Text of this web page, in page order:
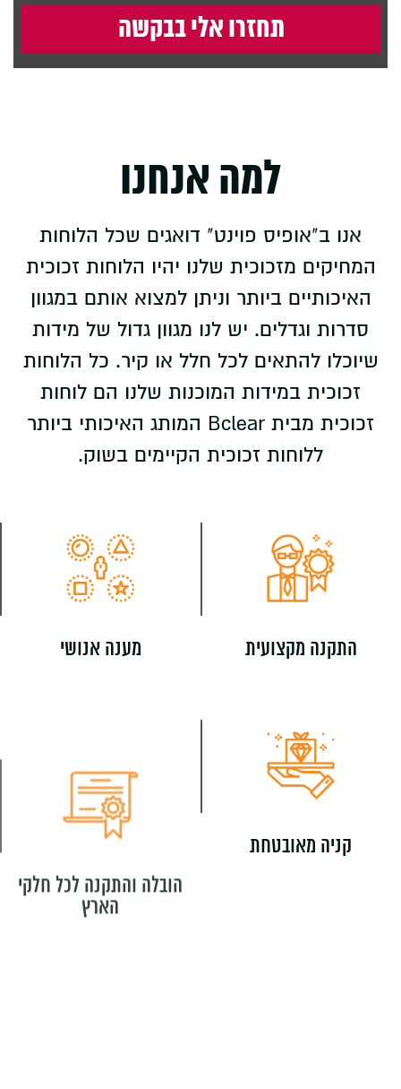
למה אנחנו
אנו ב"אופיס פוינט" דואגים שכל הלוחות
המחיקים מזכוכית שלנו יהיו הלוחות זכוכית
האיכותיים ביותר וניתן למצוא אותם במגוון
סדרות וגדלים. יש לנו מגוון גדול של מידות
שיוכלו להתאים לכל חלל או קיר. כל הלוחות
זכוכית במידות המוכנות שלנו הם לוחות
זכוכית מבית Bclear המותג האיכותי ביותר
ללוחות זכוכית הקיימים בשוק.
התקנה מקצועית מענה אנושי
קניה מאובטחת
הובלה והתקנה לכל חלקי